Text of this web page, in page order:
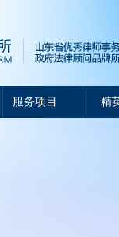
服务项目 精